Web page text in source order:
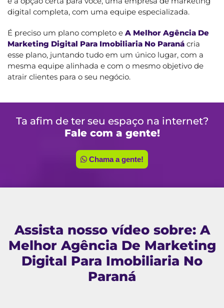
digital completa, com uma equipe especializada.
É preciso um plano completo e A Melhor Agência De
Marketing Digital Para Imobiliaria No Paraná cria
esse plano, juntando tudo em um único lugar, com a
mesma equipe alinhada e com o mesmo objetivo de
atrair clientes para o seu negócio.
Ta afim de ter seu espaço na internet?
Fale com a gente!
Chama a gente!
Assista nosso vídeo sobre: A
Melhor Agência De Marketing
Digital Para Imobiliaria No
Paraná